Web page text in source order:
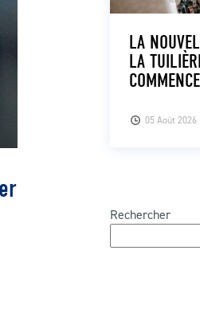
05 Août 2026
LA
LA
Rechercher